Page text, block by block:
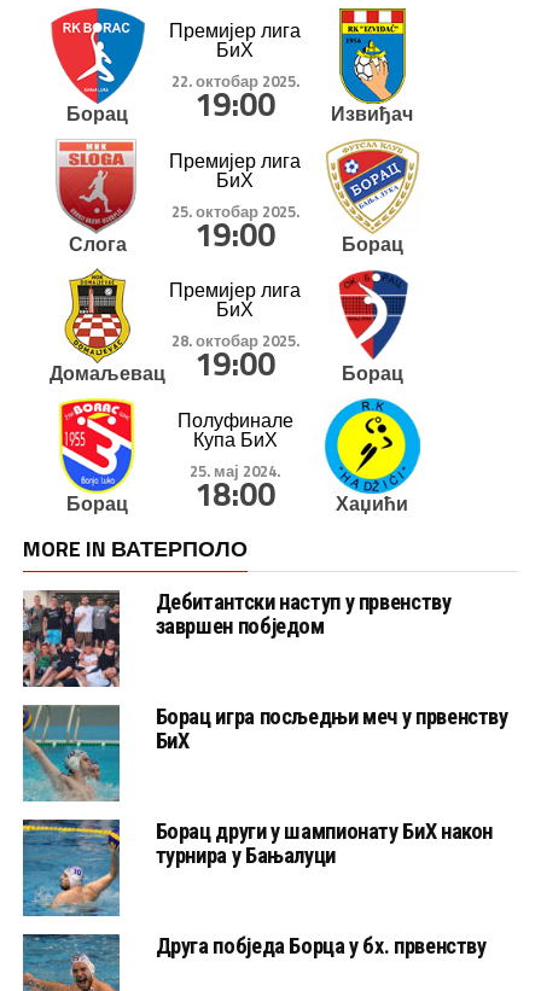
Борац
Премијер лига
БиХ
22. октобар 2025.
19:00 Извиђач
Слога
Премијер лига
БиХ
25. октобар 2025.
19:00 Борац
Домаљевац
Премијер лига
БиХ
28. октобар 2025.
19:00 Борац
Борац
Полуфинале
Купа БиХ
25. мај 2024.
18:00 Хаџићи
MORE IN ВАТЕРПОЛО
Дебитантски наступ у првенству
завршен побједом
Борац игра посљедњи меч у првенству
БиХ
Борац други у шампионату БиХ након
турнира у Бањалуци
Друга побједа Борца у бх. првенству